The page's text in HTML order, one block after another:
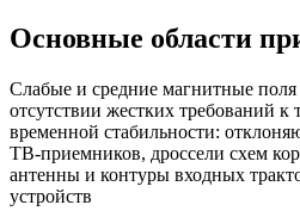
Основные области
Слабые и средние магнитные
отсутствии жестких требований к
временной стабильности:
ТВ-приемников, дроссели схем
антенны и контуры входных
устройств